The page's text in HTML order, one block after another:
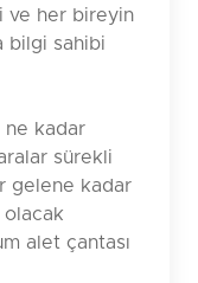
ve her bireyin
bilgi sahibi
ne kadar
sürekli
gelene kadar
olacak
alet çantası